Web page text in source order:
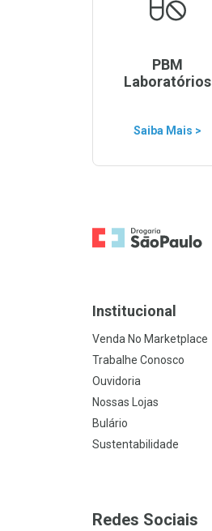
PBM
Laboratórios
Saiba Mais >
Ir para a Home
Institucional
Venda No Marketplace
Trabalhe Conosco
Ouvidoria
Nossas Lojas
Bulário
Sustentabilidade
Redes Sociais